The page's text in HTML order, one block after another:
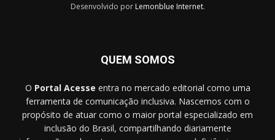
Desenvolvido por Lemonblue Internet.
QUEM SOMOS
O Portal Acesse entra no mercado editorial como uma
ferramenta de comunicação inclusiva. Nascemos com o
propósito de atuar como o maior portal especializado em
inclusão do Brasil, compartilhando diariamente